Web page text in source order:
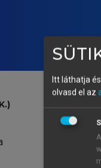
Itt láthatja
olvasd el az